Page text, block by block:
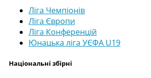
Ліга Чемпіонів
Ліга Європи
Ліга Конференцій
Юнацька ліга УЄФА U19
Національні збірні